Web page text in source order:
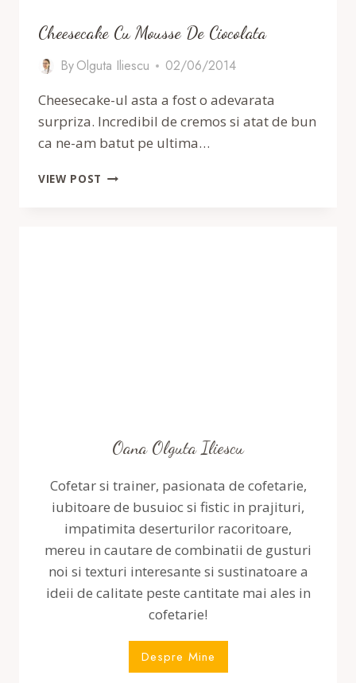
Cheesecake Cu Mousse De Ciocolata
ByOlguta Iliescu
02/06/2014
Cheesecake-ul asta a fost o adevarata
surpriza. Incredibil de cremos si atat de bun
ca ne-am batut pe ultima…
VIEW POST CHEESECAKE
Oana Olguta Iliescu
Cofetar si trainer, pasionata de cofetarie,
iubitoare de busuioc si fistic in prajituri,
impatimita deserturilor racoritoare,
mereu in cautare de combinatii de gusturi
noi si texturi interesante si sustinatoare a
ideii de calitate peste cantitate mai ales in
cofetarie!
Despre Mine